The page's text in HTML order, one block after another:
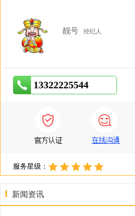
靓号 经纪人
13322225544
服务星级：
新闻资讯